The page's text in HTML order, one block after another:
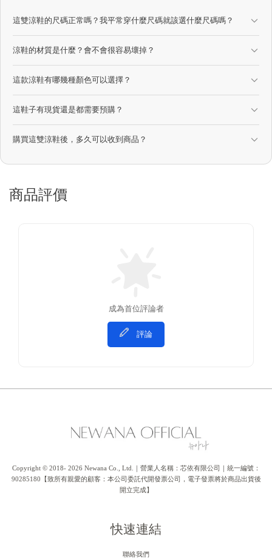
這雙涼鞋的尺碼正常嗎？我平常穿什麼尺碼就該選什麼尺碼嗎？
涼鞋的材質是什麼？會不會很容易壞掉？
這款涼鞋有哪幾種顏色可以選擇？
這鞋子有現貨還是都需要預購？
購買這雙涼鞋後，多久可以收到商品？
商品評價
成為首位評論者
評論
Copyright © 2018- 2026 Newana Co., Ltd.｜營業人名稱：芯依有限公司｜統一編號：
90285180【致所有親愛的顧客：本公司委託代開發票公司，電子發票將於商品出貨後
開立完成】
快速連結
聯絡我們